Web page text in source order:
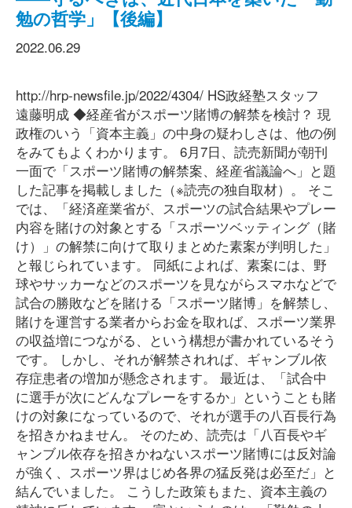
勉の哲学」【後編】
2022.06.29
http://hrp-newsfile.jp/2022/4304/ HS政経塾スタッフ
遠藤明成 ◆経産省がスポーツ賭博の解禁を検討？ 現
政権のいう「資本主義」の中身の疑わしさは、他の例
をみてもよくわかります。 6月7日、読売新聞が朝刊
一面で「スポーツ賭博の解禁案、経産省議論へ」と題
した記事を掲載しました（※読売の独自取材）。 そこ
では、「経済産業省が、スポーツの試合結果やプレー
内容を賭けの対象とする「スポーツベッティング（賭
け）」の解禁に向けて取りまとめた素案が判明した」
と報じられています。 同紙によれば、素案には、野
球やサッカーなどのスポーツを見ながらスマホなどで
試合の勝敗などを賭ける「スポーツ賭博」を解禁し、
賭けを運営する業者からお金を取れば、スポーツ業界
の収益増につながる、という構想が書かれているそう
です。 しかし、それが解禁されれば、ギャンブル依
存症患者の増加が懸念されます。 最近は、「試合中
に選手が次にどんなプレーをするか」ということも賭
けの対象になっているので、それが選手の八百長行為
を招きかねません。 そのため、読売は「八百長やギ
ャンブル依存を招きかねないスポーツ賭博には反対論
が強く、スポーツ界はじめ各界の猛反発は必至だ」と
結んでいました。 こうした政策もまた、資本主義の